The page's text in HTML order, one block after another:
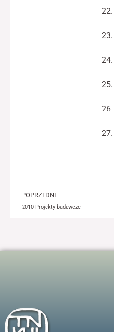
Prev
POPRZEDNI
2010 Projekty badawcze